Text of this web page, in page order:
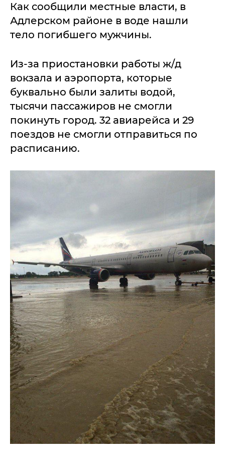
Как сообщили местные власти, в
Адлерском районе в воде нашли
тело погибшего мужчины.
Из-за приостановки работы ж/д
вокзала и аэропорта, которые
буквально были залиты водой,
тысячи пассажиров не смогли
покинуть город. 32 авиарейса и 29
поездов не смогли отправиться по
расписанию.